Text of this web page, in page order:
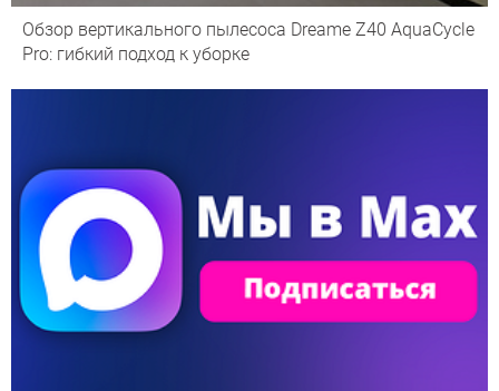
Обзор вертикального пылесоса Dreame Z40 AquaCycle
Pro: гибкий подход к уборке